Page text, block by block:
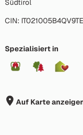
Südtirol
CIN:
Spezialisiert in
Auf Karte